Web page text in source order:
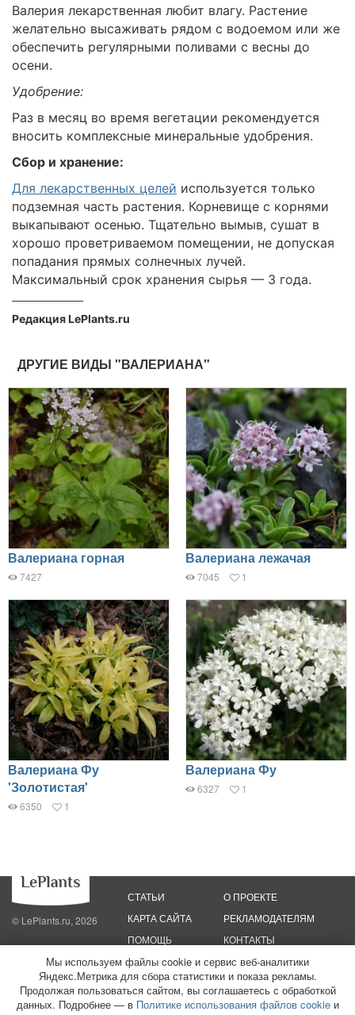
Валерия лекарственная любит влагу. Растение
желательно высаживать рядом с водоемом или же
обеспечить регулярными поливами с весны до
осени.
Удобрение:
Раз в месяц во время вегетации рекомендуется
вносить комплексные минеральные удобрения.
Сбор и хранение:
Для лекарственных целей используется только
подземная часть растения. Корневище с корнями
выкапывают осенью. Тщательно вымыв, сушат в
хорошо проветриваемом помещении, не допуская
попадания прямых солнечных лучей.
Максимальный срок хранения сырья — 3 года.
Редакция LePlants.ru
ДРУГИЕ ВИДЫ "ВАЛЕРИАНА"
Валериана горная
7427
Валериана лежачая
7045 1
Валериана Фу
'Золотистая'
6350 1
Валериана Фу
6327 1
© LePlants.ru, 2026
СТАТЬИ
КАРТА САЙТА
ПОМОЩЬ
О ПРОЕКТЕ
РЕКЛАМОДАТЕЛЯМ
КОНТАКТЫ
Политика конфиденциальности
Политика использования файлов cookie
Пользовательское соглашение
Редакционные стандарты
ООО «Трафик»
ИНН 7813175200 ОГРН 1027806866724
Монетизация
Мы используем файлы cookie и сервис веб-аналитики
Яндекс.Метрика для сбора статистики и показа рекламы.
Продолжая пользоваться сайтом, вы соглашаетесь с обработкой
данных. Подробнее — в Политике использования файлов cookieи